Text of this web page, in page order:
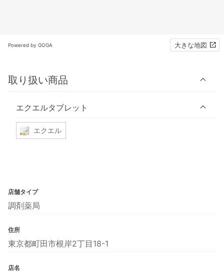
Powered by GOGA 大きな地図
取り扱い商品
エクエルタブレット
エクエル
店舗タイプ
調剤薬局
住所
東京都町田市根岸2丁目18-1
店名